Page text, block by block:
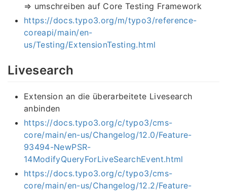
⇒ umschreiben auf Core Testing Framework
https://docs.typo3.org/m/typo3/reference-
coreapi/main/en-
us/Testing/ExtensionTesting.html
Livesearch
Extension an die überarbeitete Livesearch
anbinden
https://docs.typo3.org/c/typo3/cms-
core/main/en-us/Changelog/12.0/Feature-
93494-NewPSR-
14ModifyQueryForLiveSearchEvent.html
https://docs.typo3.org/c/typo3/cms-
core/main/en-us/Changelog/12.2/Feature-